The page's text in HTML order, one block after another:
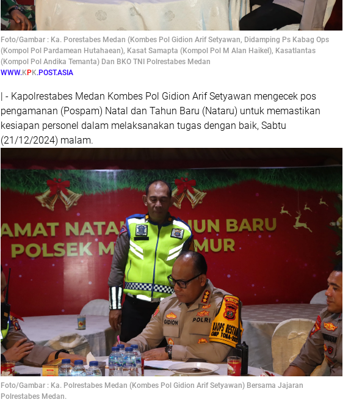
Foto/Gambar : Ka. Porestabes Medan (Kombes Pol Gidion Arif Setyawan, Didamping Ps Kabag Ops
(Kompol Pol Pardamean Hutahaean), Kasat Samapta (Kompol Pol M Alan Haikel), Kasatlantas
(Kompol Pol Andika Temanta) Dan BKO TNI Polrestabes Medan
WWW.KPK.POST.ASIA
| - Kapolrestabes Medan Kombes Pol Gidion Arif Setyawan mengecek pos
pengamanan (Pospam) Natal dan Tahun Baru (Nataru) untuk memastikan
kesiapan personel dalam melaksanakan tugas dengan baik, Sabtu
(21/12/2024) malam.
Foto/Gambar : Ka. Polrestabes Medan (Kombes Pol Gidion Arif Setyawan) Bersama Jajaran
Polrestabes Medan.